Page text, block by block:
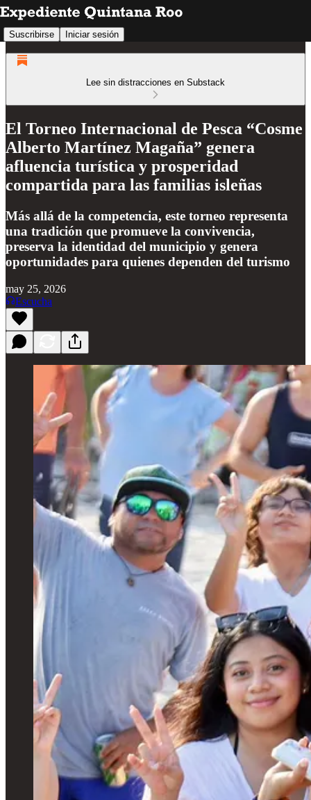
Suscribirse Iniciar sesión
Lee sin distracciones en Substack
El Torneo Internacional de Pesca “Cosme
Alberto Martínez Magaña” genera
afluencia turística y prosperidad
compartida para las familias isleñas
Más allá de la competencia, este torneo representa
una tradición que promueve la convivencia,
preserva la identidad del municipio y genera
oportunidades para quienes dependen del turismo
may 25, 2026
Escucha